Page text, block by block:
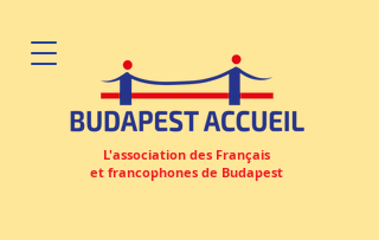
L'association des Français
et francophones de Budapest